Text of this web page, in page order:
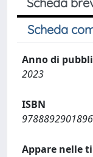
Scheda
Anno di
2023
ISBN
9788892901896
Appare nelle